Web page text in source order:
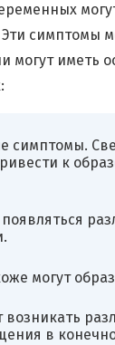
симптомы
иметь
симптомы.
к
могут
возникать
в